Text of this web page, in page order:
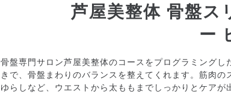
芦屋美整体 骨盤ス
ー
骨盤専門サロン芦屋美整体のコースをプログラミング
きで、骨盤まわりのバランスを整えてくれます。筋肉
ゆらしなど、ウエストから太ももまでしっかりとケア